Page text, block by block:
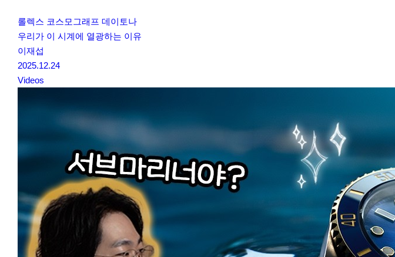
롤렉스 코스모그래프 데이토나
우리가 이 시계에 열광하는 이유
이재섭
2025.12.24
Videos